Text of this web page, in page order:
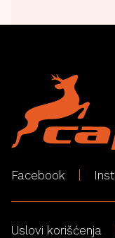
Facebook
Uslovi korišćenja